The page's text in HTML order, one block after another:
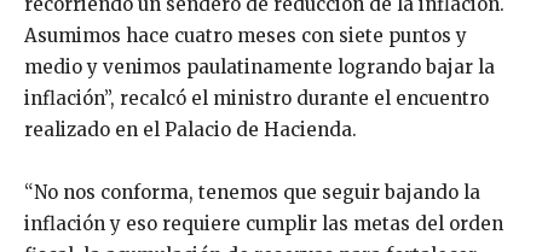
Asumimos hace cuatro meses con siete puntos y
medio y venimos paulatinamente logrando bajar la
inflación”, recalcó el ministro durante el encuentro
realizado en el Palacio de Hacienda.
“No nos conforma, tenemos que seguir bajando la
inflación y eso requiere cumplir las metas del orden